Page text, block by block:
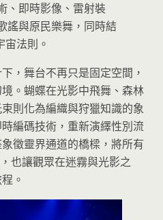
、即時影像、雷射裝
謠與原民樂舞，同時結
宙法則。
，舞台不再只是固定空間，
。蝴蝶在光影中飛舞、森林
則化為編織與狩獵知識的象
編碼技術，重新演繹性別流
徵靈界通道的橋樑，將所有
也讓觀眾在迷霧與光影之
。